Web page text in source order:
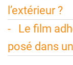
l’extérieur ?
Le film
posé dans